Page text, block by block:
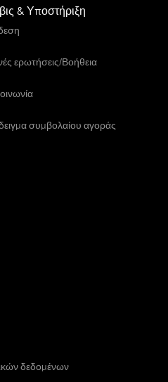
& Υποστήριξη
ερωτήσεις/Βοήθεια
συμβολαίου αγοράς
δεδομένων